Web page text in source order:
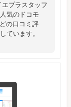
プラスタッフ
気のドコモ
の口コミ評
ています。